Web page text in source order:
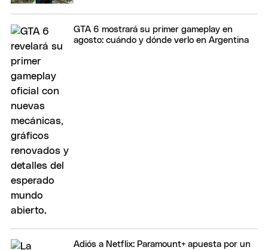
GTA 6 mostrará su primer gameplay en
agosto: cuándo y dónde verlo en Argentina
Adiós a Netflix: Paramount+ apuesta por un